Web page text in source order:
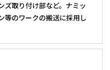
ズ取り付け部など。ナミッ
等のワークの搬送に採用し